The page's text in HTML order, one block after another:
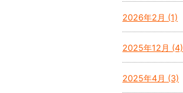
2026年2月 (1)
2025年12月 (4)
2025年4月 (3)